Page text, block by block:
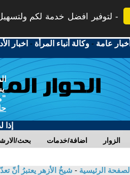
لتوفير افضل خدمة لكم
أخبار عامة -وكالة أنباء المرأة - اخبار
بحث/ اضافة/خدمات الزوار
الصفحة الرئيسية - شيخُ الأزهر يعتبرُ أنّ